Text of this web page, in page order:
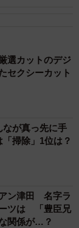
さん
範囲は厳密に
り」という大
った厳格なル
め、作業は10
は、小さく紙
選カットのデジ
セクシーカット
が真っ先に手
掃除」1位は？
ン津田 名字ラ
ツは 「豊臣兄
関係が…？